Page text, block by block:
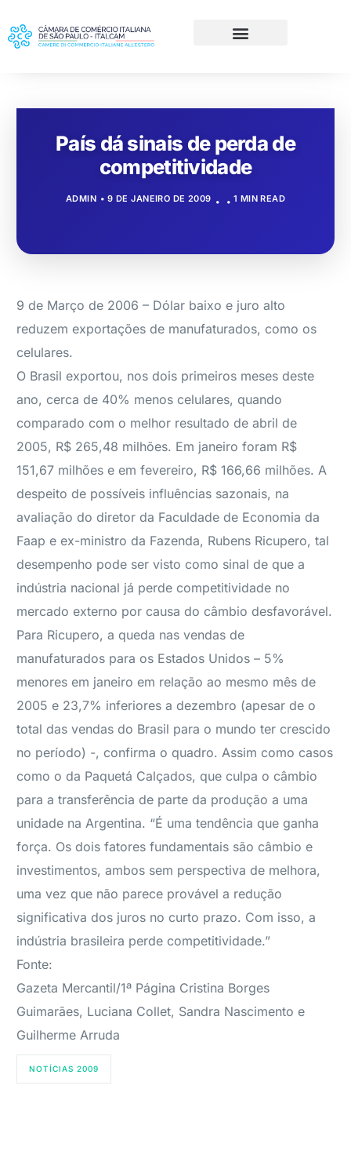
País dá sinais de perda de
competitividade
ADMIN 9 DE JANEIRO DE 2009 1 MIN READ
9 de Março de 2006 – Dólar baixo e juro alto
reduzem exportações de manufaturados, como os
celulares.
O Brasil exportou, nos dois primeiros meses deste
ano, cerca de 40% menos celulares, quando
comparado com o melhor resultado de abril de
2005, R$ 265,48 milhões. Em janeiro foram R$
151,67 milhões e em fevereiro, R$ 166,66 milhões. A
despeito de possíveis influências sazonais, na
avaliação do diretor da Faculdade de Economia da
Faap e ex-ministro da Fazenda, Rubens Ricupero, tal
desempenho pode ser visto como sinal de que a
indústria nacional já perde competitividade no
mercado externo por causa do câmbio desfavorável.
Para Ricupero, a queda nas vendas de
manufaturados para os Estados Unidos – 5%
menores em janeiro em relação ao mesmo mês de
2005 e 23,7% inferiores a dezembro (apesar de o
total das vendas do Brasil para o mundo ter crescido
no período) -, confirma o quadro. Assim como casos
como o da Paquetá Calçados, que culpa o câmbio
para a transferência de parte da produção a uma
unidade na Argentina. “É uma tendência que ganha
força. Os dois fatores fundamentais são câmbio e
investimentos, ambos sem perspectiva de melhora,
uma vez que não parece provável a redução
significativa dos juros no curto prazo. Com isso, a
indústria brasileira perde competitividade.”
Fonte:
Gazeta Mercantil/1ª Página Cristina Borges
Guimarães, Luciana Collet, Sandra Nascimento e
Guilherme Arruda
NOTÍCIAS 2009